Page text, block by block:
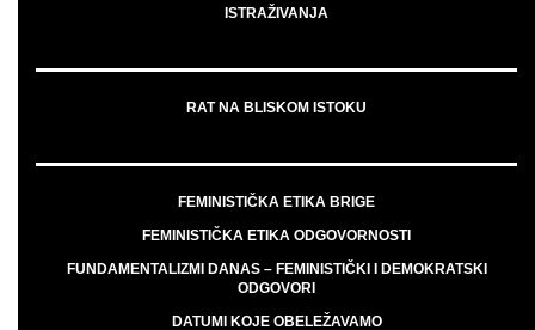
ISTRAŽIVANJA
RAT NA BLISKOM ISTOKU
FEMINISTIČKA ETIKA BRIGE
FEMINISTIČKA ETIKA ODGOVORNOSTI
FUNDAMENTALIZMI DANAS – FEMINISTIČKI I DEMOKRATSKI
ODGOVORI
DATUMI KOJE OBELEŽAVAMO